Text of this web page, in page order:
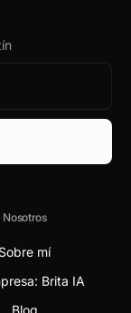
Nosotros
Sobre mí
Brita IA